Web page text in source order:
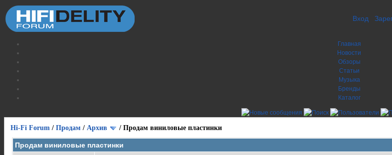
Вход
Главная
Новости
Обзоры
Статьи
Музыка
Бренды
Каталог
Hi-Fi Forum / Продам / Архив / Продам виниловые пластинки
Продам виниловые пластинки